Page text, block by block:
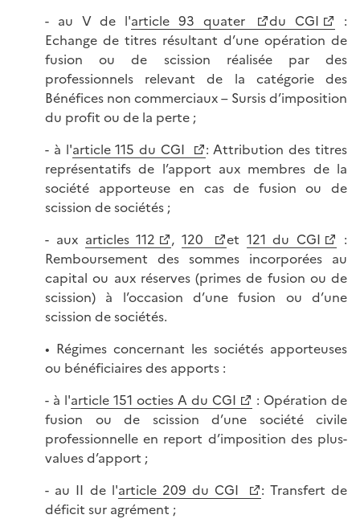
- au V de l'article 93 quater du CGI
:
Echange de titres résultant d’une opération de
fusion ou de scission réalisée par des
professionnels relevant de la catégorie des
Bénéfices non commerciaux – Sursis d’imposition
du profit ou de la perte ;
- à l'article 115 du CGI
: Attribution des titres
représentatifs de l’apport aux membres de la
société apporteuse en cas de fusion ou de
scission de sociétés ;
- aux articles 112 ,120 et 121 du CGI
:
Remboursement des sommes incorporées au
capital ou aux réserves (primes de fusion ou de
scission) à l’occasion d’une fusion ou d’une
scission de sociétés.
• Régimes concernant les sociétés apporteuses
ou bénéficiaires des apports :
- à l'article 151 octies A du CGI
: Opération de
fusion ou de scission d’une société civile
professionnelle en report d’imposition des plus-
values d’apport ;
- au II de l'article 209 du CGI
: Transfert de
déficit sur agrément ;